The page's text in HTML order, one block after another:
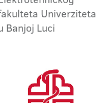
Univerziteta
Banjoj Luci